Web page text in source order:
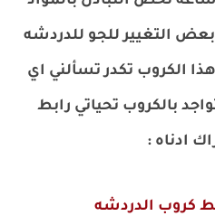
التغيير للجو للدردشه
الكروب تكدر تسألني اي
بالكروب تحياتي رابط
ادناه:
كروب الدردشه